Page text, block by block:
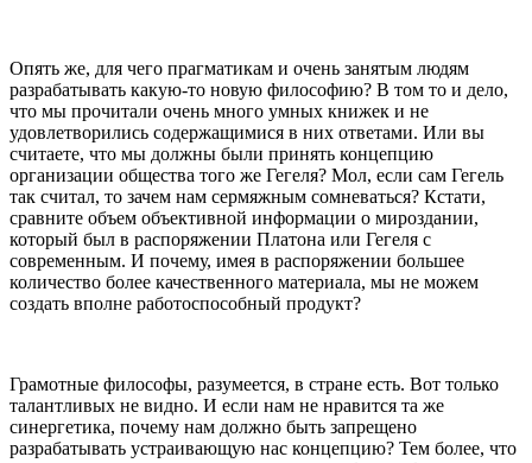
Опять же, для чего прагматикам и очень занятым людям
разрабатывать какую-то новую философию? В том то и дело,
что мы прочитали очень много умных книжек и не
удовлетворились содержащимися в них ответами. Или вы
считаете, что мы должны были принять концепцию
организации общества того же Гегеля? Мол, если сам Гегель
так считал, то зачем нам сермяжным сомневаться? Кстати,
сравните объем объективной информации о мироздании,
который был в распоряжении Платона или Гегеля с
современным. И почему, имея в распоряжении большее
количество более качественного материала, мы не можем
создать вполне работоспособный продукт?
Грамотные философы, разумеется, в стране есть. Вот только
талантливых не видно. И если нам не нравится та же
синергетика, почему нам должно быть запрещено
разрабатывать устраивающую нас концепцию? Тем более, что